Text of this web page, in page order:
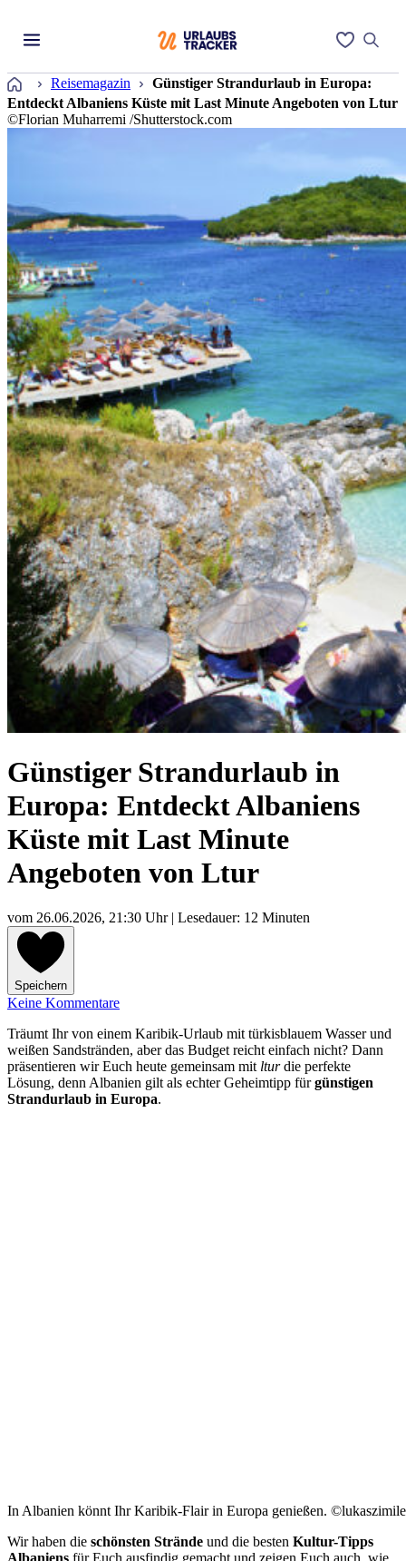
Startseite
Reisemagazin
Günstiger Strandurlaub in Europa:
Entdeckt Albaniens Küste mit Last Minute Angeboten von Ltur
©Florian Muharremi /Shutterstock.com
Günstiger Strandurlaub in
Europa: Entdeckt Albaniens
Küste mit Last Minute
Angeboten von Ltur
vom 26.06.2026, 21:30 Uhr| Lesedauer: 12 Minuten
Speichern
Keine Kommentare
Träumt Ihr von einem Karibik-Urlaub mit türkisblauem Wasser und
weißen Sandstränden, aber das Budget reicht einfach nicht? Dann
präsentieren wir Euch heute gemeinsam mit lturdie perfekte
Lösung, denn Albanien gilt als echter Geheimtipp fürgünstigen
Strandurlaub in Europa.
In Albanien könnt Ihr Karibik-Flair in Europa genießen.
Wir haben die schönsten Strände und die besten Kultur-Tipps
Albaniens für Euch ausfindig gemacht und zeigen Euch auch, wie